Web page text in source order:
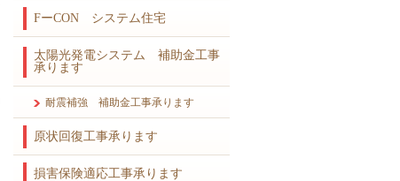
FーCON システム住宅
太陽光発電システム 補助金工事
承ります
耐震補強 補助金工事承ります
原状回復工事承ります
損害保険適応工事承ります